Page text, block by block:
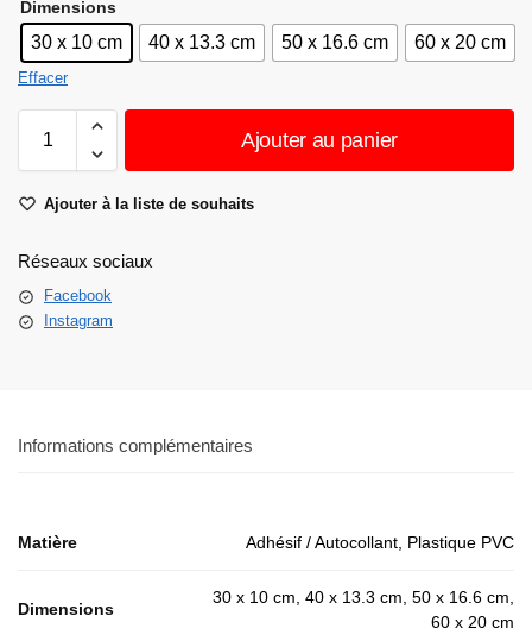
Dimensions
30 x 10 cm 40 x 13.3 cm 50 x 16.6 cm 60 x 20 cm
Effacer
Ajouter au panier
Ajouter à la liste de souhaits
Réseaux sociaux
Facebook
Instagram
Informations complémentaires
Matière Adhésif / Autocollant, Plastique PVC
Dimensions
30 x 10 cm, 40 x 13.3 cm, 50 x 16.6 cm,
60 x 20 cm